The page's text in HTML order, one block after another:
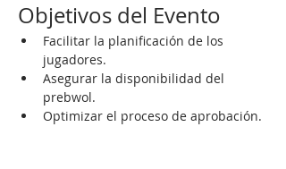
Objetivos del Evento
Facilitar la planificación de los
jugadores.
Asegurar la disponibilidad del
prebwol.
Optimizar el proceso de aprobación.